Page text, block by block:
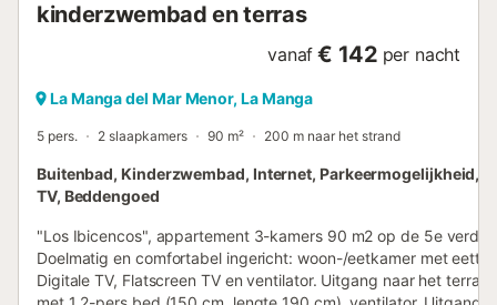
kinderzwembad en terras
vanaf € 142 per nacht
La Manga del Mar Menor, La Manga
5 pers. 2 slaapkamers 90 m² 200 m naar het strand
Buitenbad, Kinderzwembad, Internet, Parkeermogelijkheid,
TV, Beddengoed
"Los Ibicencos", appartement 3-kamers 90 m2 op de 5e
Doelmatig en comfortabel ingericht: woon-/eetkamer met
Digitale TV, Flatscreen TV en ventilator. Uitgang naar het terras.